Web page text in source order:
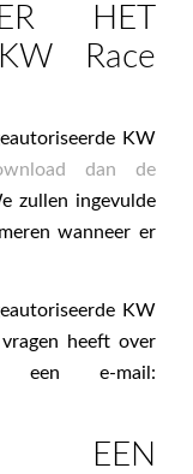
HET
Race
KW
dan de
zullen ingevulde
wanneer er
KW
heeft over
een e-mail:
EEN